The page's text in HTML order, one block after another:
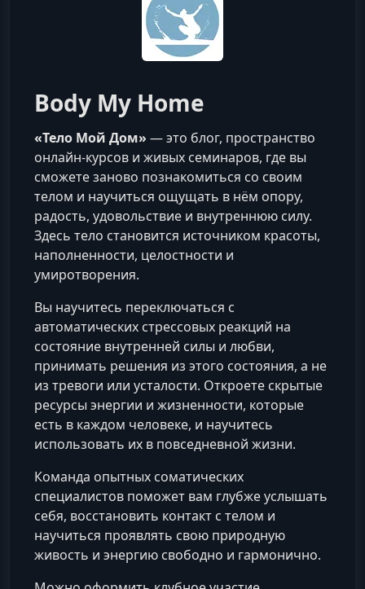
Body My Home
«Тело Мой Дом» — это блог, пространство
онлайн-курсов и живых семинаров, где вы
сможете заново познакомиться со своим
телом и научиться ощущать в нём опору,
радость, удовольствие и внутреннюю силу.
Здесь тело становится источником красоты,
наполненности, целостности и
умиротворения.
Вы научитесь переключаться с
автоматических стрессовых реакций на
состояние внутренней силы и любви,
принимать решения из этого состояния, а не
из тревоги или усталости. Откроете скрытые
ресурсы энергии и жизненности, которые
есть в каждом человеке, и научитесь
использовать их в повседневной жизни.
Команда опытных соматических
специалистов поможет вам глубже услышать
себя, восстановить контакт с телом и
научиться проявлять свою природную
живость и энергию свободно и гармонично.